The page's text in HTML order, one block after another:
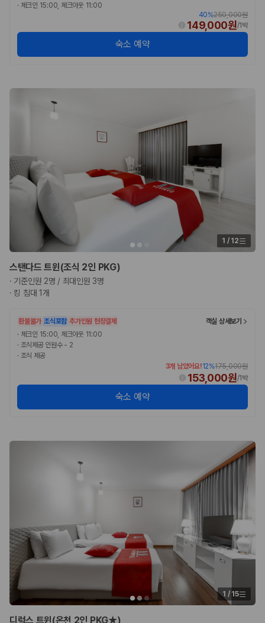
· 체크인 15:00, 체크아웃 11:00
40%250,000원
149,000원/1박
숙소 예약
1 / 12
스탠다드 트윈(조식 2인 PKG)
· 기준인원 2명 / 최대인원 3명
·킹 침대 1개
환불불가 조식포함 추가인원 현장결제
객실 상세보기
· 체크인 15:00, 체크아웃 11:00
· 조식제공 인원수 - 2
· 조식 제공
3개 남았어요!12%175,000원
153,000원/1박
숙소 예약
1 / 15
디럭스 트윈(온천 2인 PKG★)